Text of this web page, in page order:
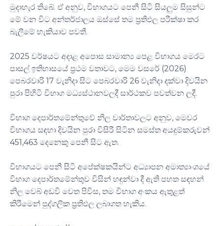
මුදාහැර තිබේ. ඒ අනුව, විභාගයට පෙනී සිටි සියලුම සිසුන්ට
මේ වන විට අන්තර්ජාලය ඔස්සේ තම ප්‍රතිඵල පරීක්ෂා කර
බැලීමේ හැකියාව පවතී.
2025 වර්ෂයට අදාළ අපොස සාමාන්‍ය පෙළ විභාගය මෙරට
පාසල් ඉතිහාසයේ ප්‍රථම වතාවට, මෙම වසරේ (2026)
පෙබරවාරි 17 වැනිදා සිට පෙබරවාරි 26 වැනිදා දක්වා දිවයින
පුරා පිහිටි විභාග මධ්‍යස්ථානවලදී සාර්ථකව පවත්වන ලදී.
විභාග දෙපාර්තමේන්තුවේ නිල වාර්තාවලට අනුව, මෙවර
විභාගය සඳහා දිවයින පුරා විසිරී සිටින සමස්ත අයදුම්කරුවන්
451,463 දෙනෙකු පෙනී සිට ඇත.
විභාගයට පෙනී සිටි අපේක්ෂකයින්ට අධ්‍යාපන අමාත්‍යාංශයේ
විභාග දෙපාර්තමේන්තුව විසින් හඳුන්වා දී ඇති පහත සඳහන්
නිල වෙබ් අඩවි වෙත පිවිස, තම විභාග අංකය ඇතුළත්
කිරීමෙන් පුද්ගලික ප්‍රතිඵල ලබාගත හැකිය.